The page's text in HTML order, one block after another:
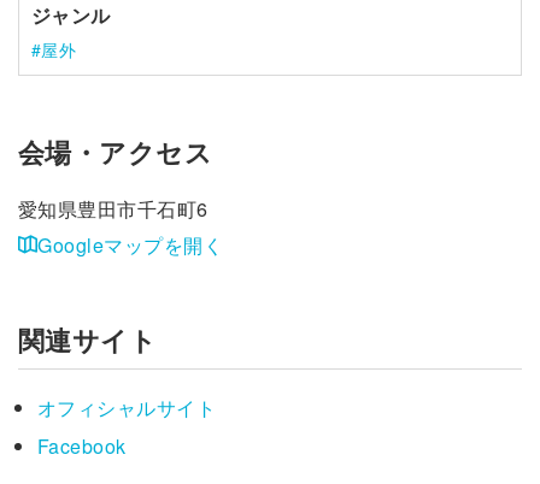
ジャンル
屋外
会場・アクセス
愛知県豊田市千石町6
Googleマップを開く
関連サイト
オフィシャルサイト
Facebook